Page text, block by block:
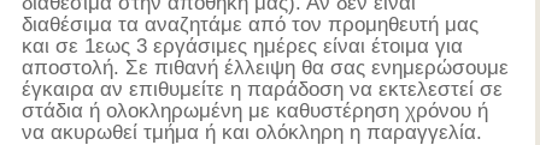
διαθέσιμα τα αναζητάμε από τον προμηθευτή μας
και σε 1εως 3 εργάσιμες ημέρες είναι έτοιμα για
αποστολή. Σε πιθανή έλλειψη θα σας ενημερώσουμε
έγκαιρα αν επιθυμείτε η παράδοση να εκτελεστεί σε
στάδια ή ολοκληρωμένη με καθυστέρηση χρόνου ή
να ακυρωθεί τμήμα ή και ολόκληρη η παραγγελία.